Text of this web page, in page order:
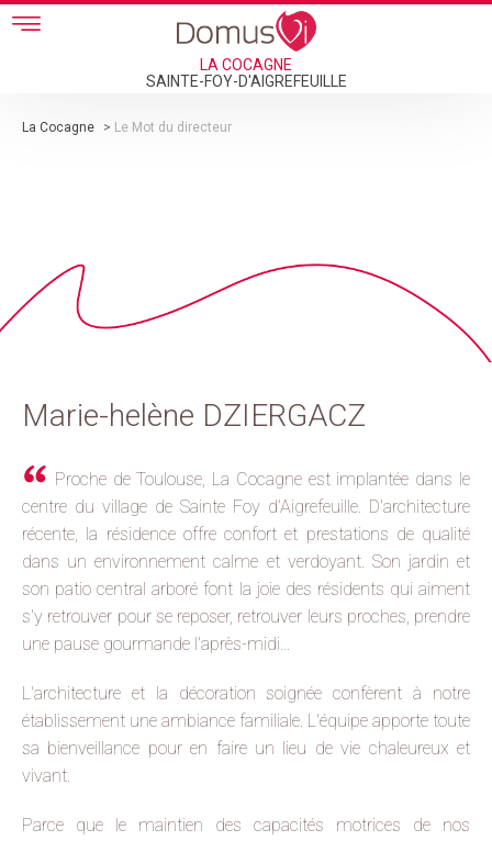
Skip to main content
LA COCAGNE
SAINTE-FOY-D'AIGREFEUILLE
La Cocagne > Le Mot du directeur
Marie-helène DZIERGACZ
Proche de Toulouse, La Cocagne est implantée dans le
centre du village de Sainte Foy d’Aigrefeuille. D'architecture
récente, la résidence offre confort et prestations de qualité
dans un environnement calme et verdoyant. Son jardin et
son patio central arboré font la joie des résidents qui aiment
s'y retrouver pour se reposer, retrouver leurs proches, prendre
une pause gourmande l'après-midi…
L'architecture et la décoration soignée confèrent à notre
établissement une ambiance familiale. L'équipe apporte toute
sa bienveillance pour en faire un lieu de vie chaleureux et
vivant.
Parce que le maintien des capacités motrices de nos